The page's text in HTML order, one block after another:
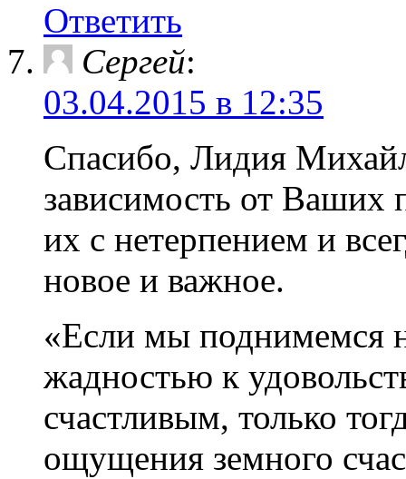
Ответить
Сергей:
03.04.2015 в 12:35
Спасибо, Лидия
зависимость от Ваших
их с нетерпением и
новое и важное.
«Если мы поднимемся
жадностью к
счастливым, только
ощущения земного